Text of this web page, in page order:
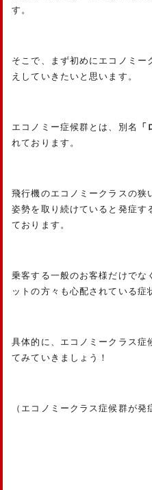
す。
そこで、まず初めにエコノミー
えしていきたいと思います。
エコノミー症候群とは、別名
れております。
飛行機のエコノミークラスの狭
姿勢を取り続けていると発症す
ております。
乗客する一般のお客様だけでな
ットの方々も心配されている症
具体的に、エコノミークラス症
てみていきましょう！
（エコノミークラス症候群が発